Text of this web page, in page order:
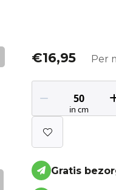
€16,95 Per
Gratis